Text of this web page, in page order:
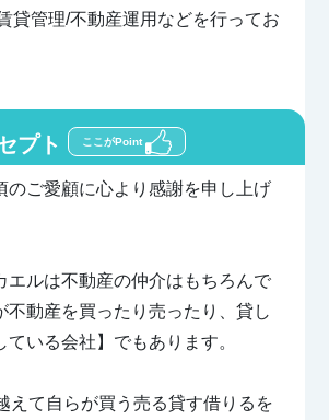
貸管理/不動産運用などを行ってお
プト ここがPoint
のご愛顧に心より感謝を申し上げ
エルは不動産の仲介はもちろんで
不動産を買ったり売ったり、貸し
ている会社】でもあります。
えて自らが買う売る貸す借りるを